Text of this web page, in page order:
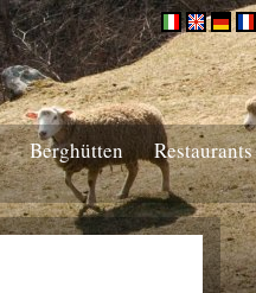
Berghütten
Restaurants